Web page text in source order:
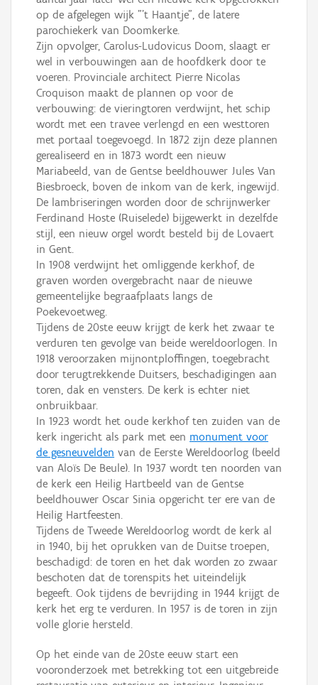
op de afgelegen wijk "'t Haantje", de latere
parochiekerk van Doomkerke.
Zijn opvolger, Carolus-Ludovicus Doom, slaagt er
wel in verbouwingen aan de hoofdkerk door te
voeren. Provinciale architect Pierre Nicolas
Croquison maakt de plannen op voor de
verbouwing: de vieringtoren verdwijnt, het schip
wordt met een travee verlengd en een westtoren
met portaal toegevoegd. In 1872 zijn deze plannen
gerealiseerd en in 1873 wordt een nieuw
Mariabeeld, van de Gentse beeldhouwer Jules Van
Biesbroeck, boven de inkom van de kerk, ingewijd.
De lambriseringen worden door de schrijnwerker
Ferdinand Hoste (Ruiselede) bijgewerkt in dezelfde
stijl, een nieuw orgel wordt besteld bij de Lovaert
in Gent.
In 1908 verdwijnt het omliggende kerkhof, de
graven worden overgebracht naar de nieuwe
gemeentelijke begraafplaats langs de
Poekevoetweg.
Tijdens de 20ste eeuw krijgt de kerk het zwaar te
verduren ten gevolge van beide wereldoorlogen. In
1918 veroorzaken mijnontploffingen, toegebracht
door terugtrekkende Duitsers, beschadigingen aan
toren, dak en vensters. De kerk is echter niet
onbruikbaar.
In 1923 wordt het oude kerkhof ten zuiden van de
kerk ingericht als park met een monument voor
de gesneuvelden van de Eerste Wereldoorlog (beeld
van Aloïs De Beule). In 1937 wordt ten noorden van
de kerk een Heilig Hartbeeld van de Gentse
beeldhouwer Oscar Sinia opgericht ter ere van de
Heilig Hartfeesten.
Tijdens de Tweede Wereldoorlog wordt de kerk al
in 1940, bij het oprukken van de Duitse troepen,
beschadigd: de toren en het dak worden zo zwaar
beschoten dat de torenspits het uiteindelijk
begeeft. Ook tijdens de bevrijding in 1944 krijgt de
kerk het erg te verduren. In 1957 is de toren in zijn
volle glorie hersteld.
Op het einde van de 20ste eeuw start een
vooronderzoek met betrekking tot een uitgebreide